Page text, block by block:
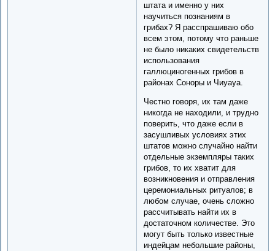
штата и именно у них
научиться познаниям в
грибах? Я расспрашиваю обо
всем этом, потому что раньше
не было никаких свидетельств
использования
галлюциногенных грибов в
районах Соноры и Чиуауа.
Честно говоря, их там даже
никогда не находили, и трудно
поверить, что даже если в
засушливых условиях этих
штатов можно случайно найти
отдельные экземпляры таких
грибов, то их хватит для
возникновения и отправления
церемониальных ритуалов; в
любом случае, очень сложно
рассчитывать найти их в
достаточном количестве. Это
могут быть только известные
индейцам небольшие районы,